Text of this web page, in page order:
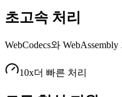
초고속 처리
WebCodecs와
10x더 빠른 처리